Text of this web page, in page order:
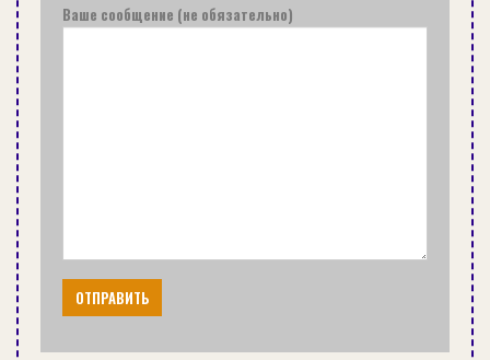
Ваше сообщение (не обязательно)